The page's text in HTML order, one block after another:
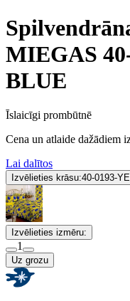
MIEGAS
BLUE
Īslaicīgi prombūtnē
Cena un atlaide dažādiem
Lai dalītos
Izvēlieties krāsu:40-0193-
Izvēlieties izmēru:
1
Uz grozu